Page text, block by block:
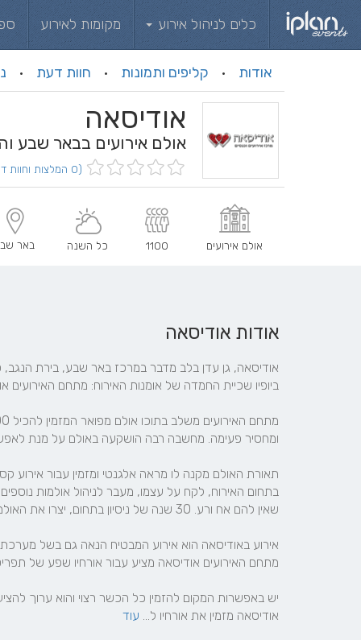
כלים לניהול אירוע מקומות לאירוע
אודות · קליפים ותמונות · חוות דעת ·
אודיסאה
אולם אירועים בבאר שבע
(0 המלצות וחוות דעת)
אולם אירועים 1100 כל השנה באר
אודות אודיסאה
אודיסאה מזמין את אורחיו ל... עוד